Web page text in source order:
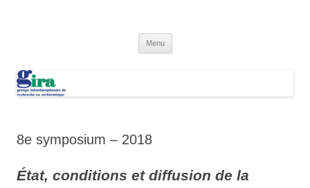
Menu
8e symposium – 2018
État, conditions et diffusion de la